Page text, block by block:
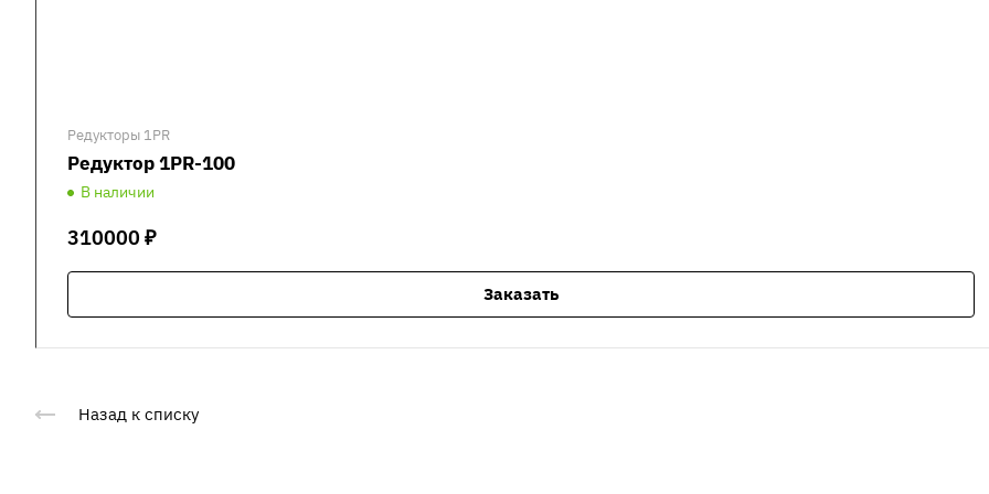
Редукторы 1PR
Редуктор 1PR-100
В наличии
310000 ₽
Заказать
Назад к списку